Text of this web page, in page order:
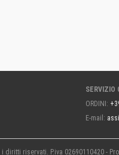
SERVIZIO
ORDINI:
E-mail:
riservati. P.iva 02690110420 -